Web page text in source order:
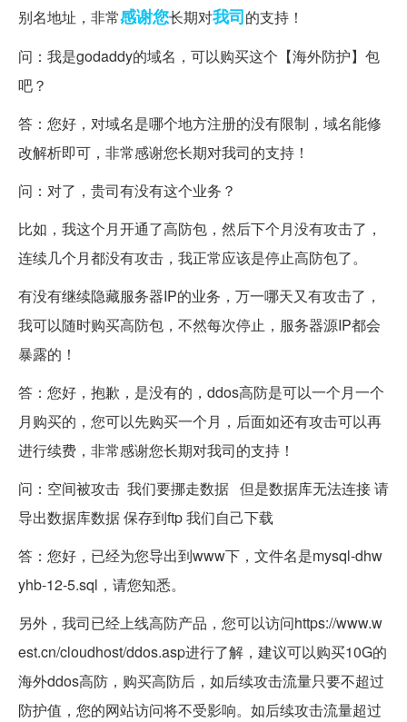
别名地址，非常感谢您长期对我司的支持！
问：我是godaddy的域名，可以购买这个【海外防护】包
吧？
答：您好，对域名是哪个地方注册的没有限制，域名能修
改解析即可，非常感谢您长期对我司的支持！
问：对了，贵司有没有这个业务？
比如，我这个月开通了高防包，然后下个月没有攻击了，
连续几个月都没有攻击，我正常应该是停止高防包了。
有没有继续隐藏服务器IP的业务，万一哪天又有攻击了，
我可以随时购买高防包，不然每次停止，服务器源IP都会
暴露的！
答：您好，抱歉，是没有的，ddos高防是可以一个月一个
月购买的，您可以先购买一个月，后面如还有攻击可以再
进行续费，非常感谢您长期对我司的支持！
问：空间被攻击 我们要挪走数据 但是数据库无法连接 请
导出数据库数据 保存到ftp 我们自己下载
答：您好，已经为您导出到www下，文件名是mysql-dhw
yhb-12-5.sql，请您知悉。
另外，我司已经上线高防产品，您可以访问https://www.w
est.cn/cloudhost/ddos.asp进行了解，建议可以购买10G的
海外ddos高防，购买高防后，如后续攻击流量只要不超过
防护值，您的网站访问将不受影响。如后续攻击流量超过